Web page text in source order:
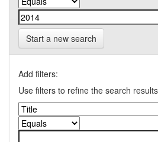
Start a new search
Add filters:
Use filters to refine the search